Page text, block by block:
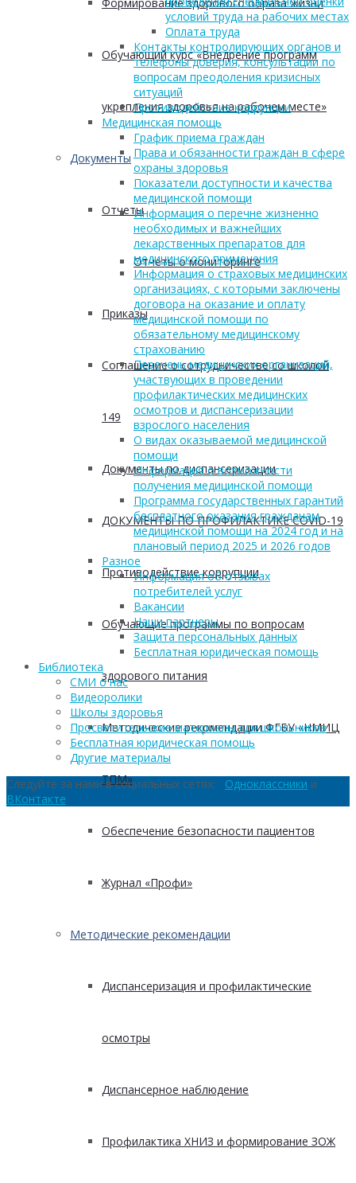
Обучающий курс «Внедрение программ
укрепления здоровья на рабочем месте»
Документы
Отчеты
Отчеты о мониторинге
Приказы
Соглашение о сотрудничестве со школой
149
Документы по диспансеризации
ДОКУМЕНТЫ ПО ПРОФИЛАКТИКЕ COVID-19
Противодействие коррупции
Обучающие программы по вопросам
здорового питания
Методические рекомендации ФГБУ «НМИЦ
ТПМ»
Обеспечение безопасности пациентов
Журнал «Профи»
Методические рекомендации
Диспансеризация и профилактические
осмотры
Диспансерное наблюдение
Профилактика ХНИЗ и формирование ЗОЖ
условий труда на рабочих местах
Оплата труда
Контакты контролирующих органов и
телефоны доверия, консультации по
вопросам преодоления кризисных
ситуаций
Противодействие коррупции
Медицинская помощь
График приема граждан
Права и обязанности граждан в сфере
охраны здоровья
Показатели доступности и качества
медицинской помощи
Информация о перечне жизненно
необходимых и важнейших
лекарственных препаратов для
медицинского применения
Информация о страховых медицинских
организациях, с которыми заключены
договора на оказание и оплату
медицинской помощи по
обязательному медицинскому
страхованию
Перечень медицинских организаций,
участвующих в проведении
профилактических медицинских
осмотров и диспансеризации
взрослого населения
О видах оказываемой медицинской
помощи
Информация о возможности
получения медицинской помощи
Программа государственных гарантий
бесплатного оказания гражданам
медицинской помощи на 2024 год и на
плановый период 2025 и 2026 годов
Разное
Информация об отзывах
потребителей услуг
Вакансии
Наши партнеры
Защита персональных данных
Бесплатная юридическая помощь
Библиотека
СМИ о нас
Видеоролики
Школы здоровья
Просветительские материалы для школьников
Бесплатная юридическая помощь
Другие материалы
Следуйте за нами в социальных сетях: Одноклассники и
ВКонтакте